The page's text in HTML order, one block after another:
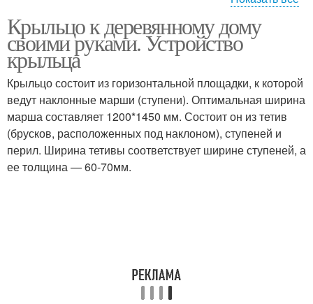
Крыльцо к дому Крыльцо из дерева
Крыльцо с навесом Застекленное крыльцо
Крыльцо к деревянному дому
своими руками. Устройство
крыльца
Крыльцо состоит из горизонтальной площадки, к которой
ведут наклонные марши (ступени). Оптимальная ширина
марша составляет 1200*1450 мм. Состоит он из тетив
(брусков, расположенных под наклоном), ступеней и
перил. Ширина тетивы соответствует ширине ступеней, а
ее толщина — 60-70мм.